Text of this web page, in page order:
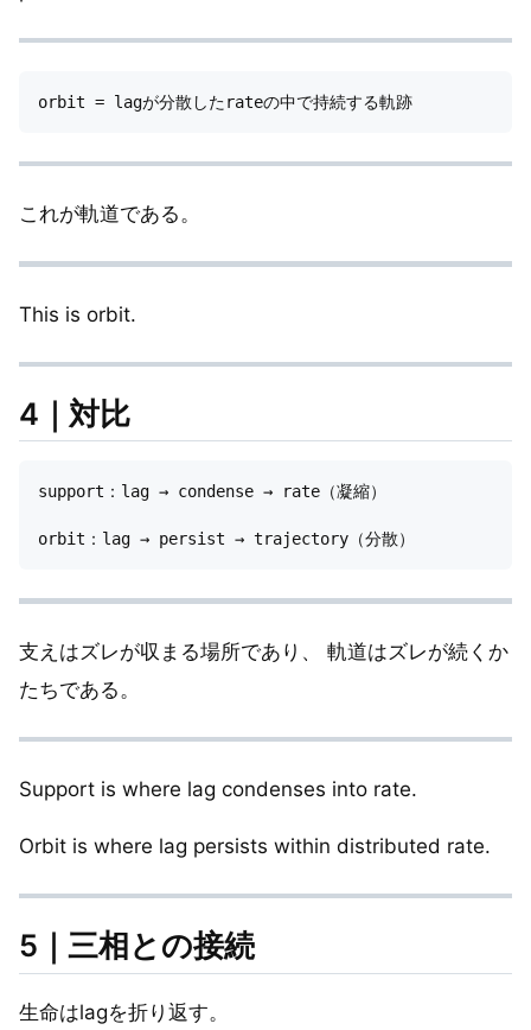
これが軌道である。
This is orbit.
4｜対比
support：lag → condense → rate（凝縮）
支えはズレが収まる場所であり、 軌道はズレが続くか
たちである。
Support is where lag condenses into rate.
Orbit is where lag persists within distributed rate.
5｜三相との接続
生命はlagを折り返す。